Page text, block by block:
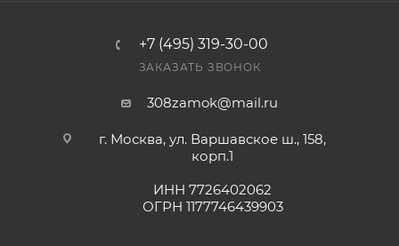
+7 (495) 319-30-00
ЗАКАЗАТЬ ЗВОНОК
308zamok@mail.ru
г. Москва, ул. Варшавское ш., 158,
корп.1
ИНН 7726402062
ОГРН 1177746439903